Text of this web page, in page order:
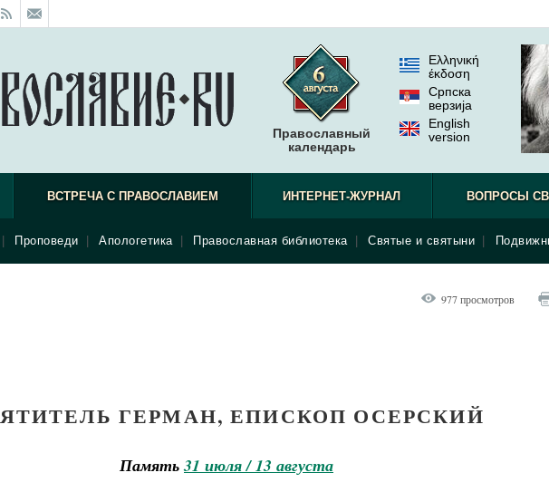
Православный
календарь
Ελληνική
έκδοση
Српска
верзиjа
English
version
ВСТРЕЧА С ПРАВОСЛАВИЕМ
Проповеди Апологетика Православная библиотека Святые и святыни
ИНТЕРНЕТ-ЖУРНАЛ ВОПРОСЫ
977 просмотров
ГЕРМАН, ЕПИСКОП ОСЕРСКИЙ
Память 31 июля / 13 августа